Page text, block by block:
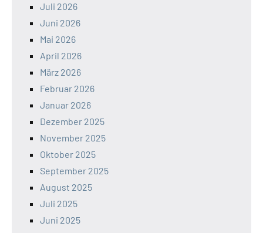
Juli 2026
Juni 2026
Mai 2026
April 2026
März 2026
Februar 2026
Januar 2026
Dezember 2025
November 2025
Oktober 2025
September 2025
August 2025
Juli 2025
Juni 2025